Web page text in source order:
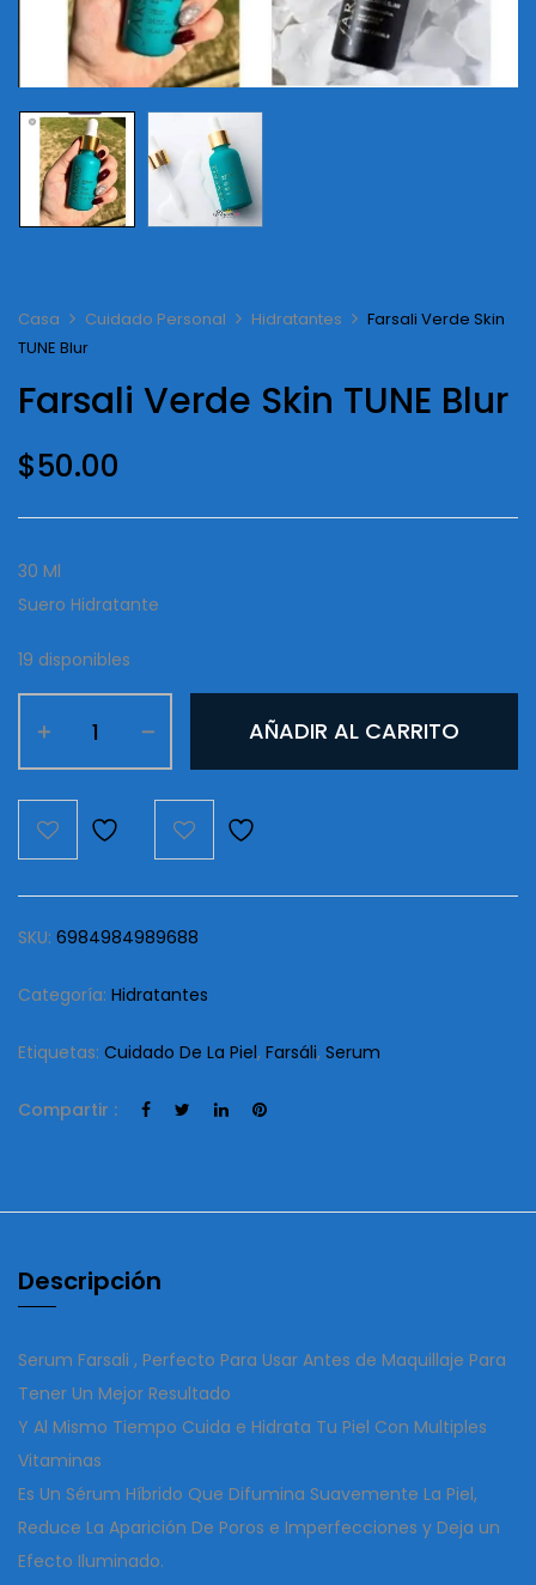
Casa Cuidado Personal Hidratantes
Farsali Verde Skin
TUNE Blur
Farsali Verde Skin TUNE Blur
$50.00
30 Ml
Suero Hidratante
19 disponibles
Verde
Blur
AÑADIR AL CARRITO
SKU: 6984984989688
Categoría: Hidratantes
Etiquetas: Cuidado De La Piel, Farsáli, Serum
Compartir :
Descripción
Serum Farsali , Perfecto Para Usar Antes de Maquillaje Para
Tener Un Mejor Resultado
Y Al Mismo Tiempo Cuida e Hidrata Tu Piel Con Multiples
Vitaminas
Es Un Sérum Híbrido Que Difumina Suavemente La Piel,
Reduce La Aparición De Poros e Imperfecciones y Deja un
Efecto Iluminado.